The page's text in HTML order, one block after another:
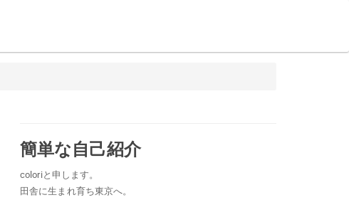
簡単な自己紹介
coloriと申します。
田舎に生まれ育ち東京へ。